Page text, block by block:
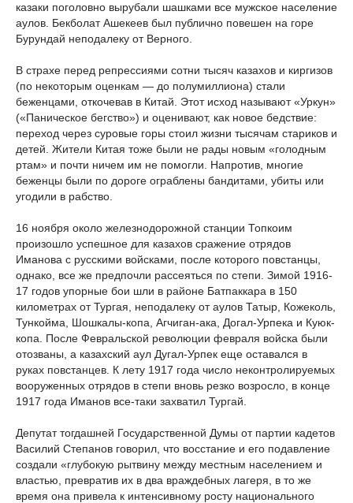
казаки поголовно вырубали шашками все мужское население
аулов. Бекболат Ашекеев был публично повешен на горе
Бурундай неподалеку от Верного.
В страхе перед репрессиями сотни тысяч казахов и киргизов
(по некоторым оценкам — до полумиллиона) стали
беженцами, откочевав в Китай. Этот исход называют «Уркун»
(«Паническое бегство») и оценивают, как новое бедствие:
переход через суровые горы стоил жизни тысячам стариков и
детей. Жители Китая тоже были не рады новым «голодным
ртам» и почти ничем им не помогли. Напротив, многие
беженцы были по дороге ограблены бандитами, убиты или
угодили в рабство.
16 ноября около железнодорожной станции Топкоим
произошло успешное для казахов сражение отрядов
Иманова с русскими войсками, после которого повстанцы,
однако, все же предпочли рассеяться по степи. Зимой 1916-
17 годов упорные бои шли в районе Батпаккара в 150
километрах от Тургая, неподалеку от аулов Татыр, Кожеколь,
Тункойма, Шошкалы-копа, Агчиган-ака, Догал-Урпека и Куюк-
копа. После Февральской революции февраля войска были
отозваны, а казахский аул Дугал-Урпек еще оставался в
руках повстанцев. К лету 1917 года число неконтролируемых
вооруженных отрядов в степи вновь резко возросло, в конце
1917 года Иманов все-таки захватил Тургай.
Депутат тогдашней Государственной Думы от партии кадетов
Василий Степанов говорил, что восстание и его подавление
создали «глубокую рытвину между местным населением и
властью, превратив их в два враждебных лагеря, в то же
время она привела к интенсивному росту национального